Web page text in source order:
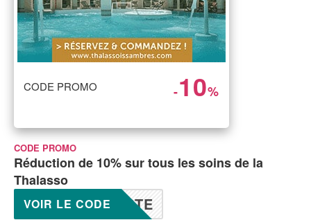
CODE PROMO -10%
CODE PROMO
Réduction de 10% sur tous les soins de la
Thalasso
RTE
VOIR LE CODE